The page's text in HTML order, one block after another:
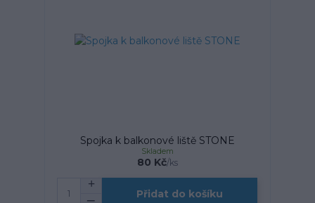
Spojka k balkonové liště STONE
80 Kč/ks
Skladem
Přidat do košíku